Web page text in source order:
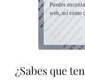
Puedes
web, así como
¿Sabes que